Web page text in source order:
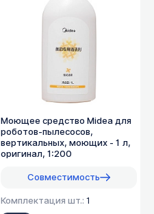
Моющее средство Midea для
роботов-пылесосов,
вертикальных, моющих - 1 л,
оригинал, 1:200
Совместимость
Комплектация шт.: 1